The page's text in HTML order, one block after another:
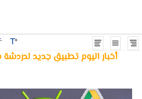
T+
-
أخبار اليوم تطبيق جديد